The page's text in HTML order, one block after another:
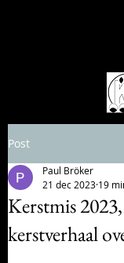
Post
Kerstmis
kerstverhaal
Paul Bröker
21 dec 2023 19